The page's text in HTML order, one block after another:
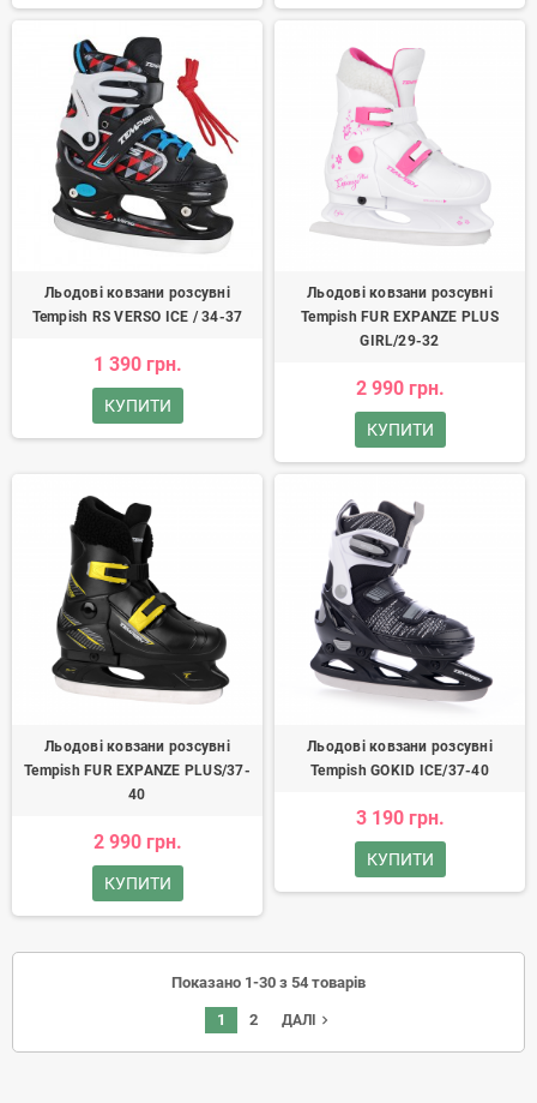
Льодові ковзани розсувні
Tempish RS VERSO ICE / 34-37
1 390 грн.
КУПИТИ
Льодові ковзани розсувні
Tempish FUR EXPANZE PLUS
GIRL/29-32
2 990 грн.
КУПИТИ
Льодові ковзани розсувні
Tempish FUR EXPANZE PLUS/37-
40
2 990 грн.
КУПИТИ
Льодові ковзани розсувні
Tempish GOKID ICE/37-40
3 190 грн.
КУПИТИ
Показано 1-30 з 54 товарів
1 2 ДАЛІ navigate_next